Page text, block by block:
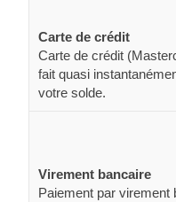
Carte de crédit
Carte de crédit
fait quasi
votre solde.
Virement bancaire
Paiement par virement